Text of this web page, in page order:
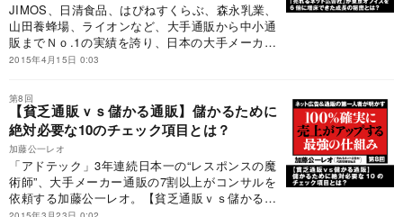
JIMOS、日清食品、はぴねすくらぶ、森永乳業、
山田養蜂場、ライオンなど、大手通販から中小通
販までＮｏ.1の実績を誇り、日本の大手メーカー
通販の7割以上がコンサルティングを依頼してい
ィスで担当編集者が聞いた。
2015年4月15日 0:03
第8回
【貧乏通販ｖｓ儲かる通販】儲かるために
絶対必要な10のチェック項目とは？
加藤公一レオ
「アドテック」3年連続日本一の“レスポンスの魔
術師”、大手メーカー通販の7割以上がコンサルを
依頼する加藤公一レオ。【貧乏通販ｖｓ儲かる通